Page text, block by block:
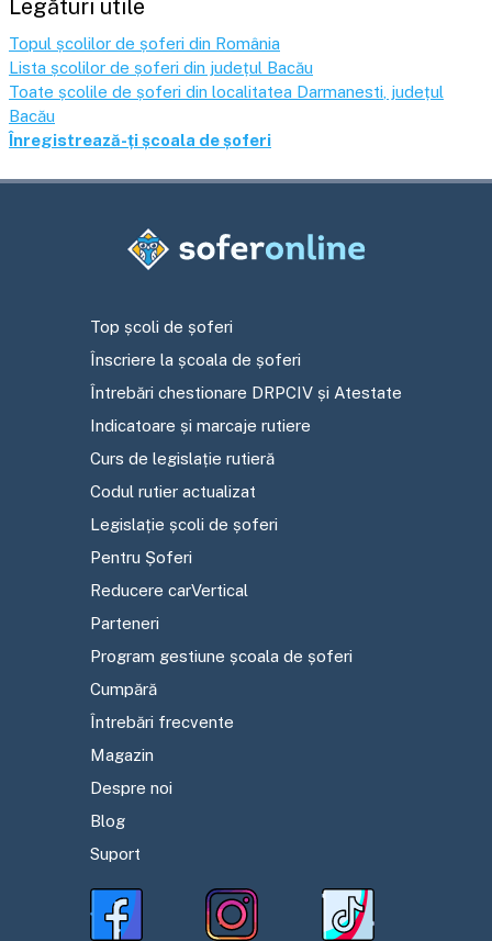
Legături utile
Topul școlilor de șoferi din România
Lista școlilor de șoferi din județul Bacău
Toate școlile de șoferi din localitatea Darmanesti , județul
Bacău
Înregistrează-ți școala de șoferi
Top școli de șoferi
Înscriere la școala de șoferi
Întrebări chestionare DRPCIV și Atestate
Indicatoare și marcaje rutiere
Curs de legislație rutieră
Codul rutier actualizat
Legislație școli de șoferi
Pentru Șoferi
Reducere carVertical
Parteneri
Program gestiune școala de șoferi
Cumpără
Întrebări frecvente
Magazin
Despre noi
Blog
Suport